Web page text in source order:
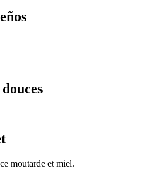
moutarde et miel.